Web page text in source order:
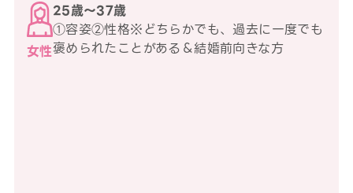
女性
25歳〜37歳
①容姿②性格※どちらかでも、過去に一度でも
褒められたことがある＆結婚前向きな方